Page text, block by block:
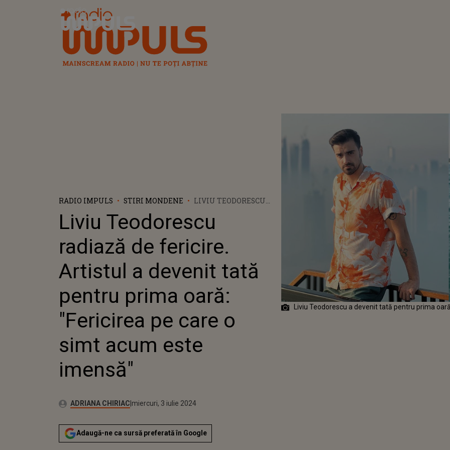
Radio Impuls
RADIO IMPULS STIRI MONDENE
LIVIU TEODORESCU
ARTISTUL A DEVENIT
TATĂ PENTRU PRIMA
OARĂ: "FERICIREA PE
CARE O SIMT ACUM
Liviu Teodorescu
radiază de fericire.
Artistul a devenit tată
pentru prima oară:
"Fericirea pe care o
simt acum este
imensă"
Autor:ADRIANA CHIRIACPublicat:
luni, 3 iulie 2023
Actualizat:
miercuri, 3 iulie 2024
Adaugă-ne ca sursă preferată în Google
Liviu Teodorescu a devenit tată pentru prima